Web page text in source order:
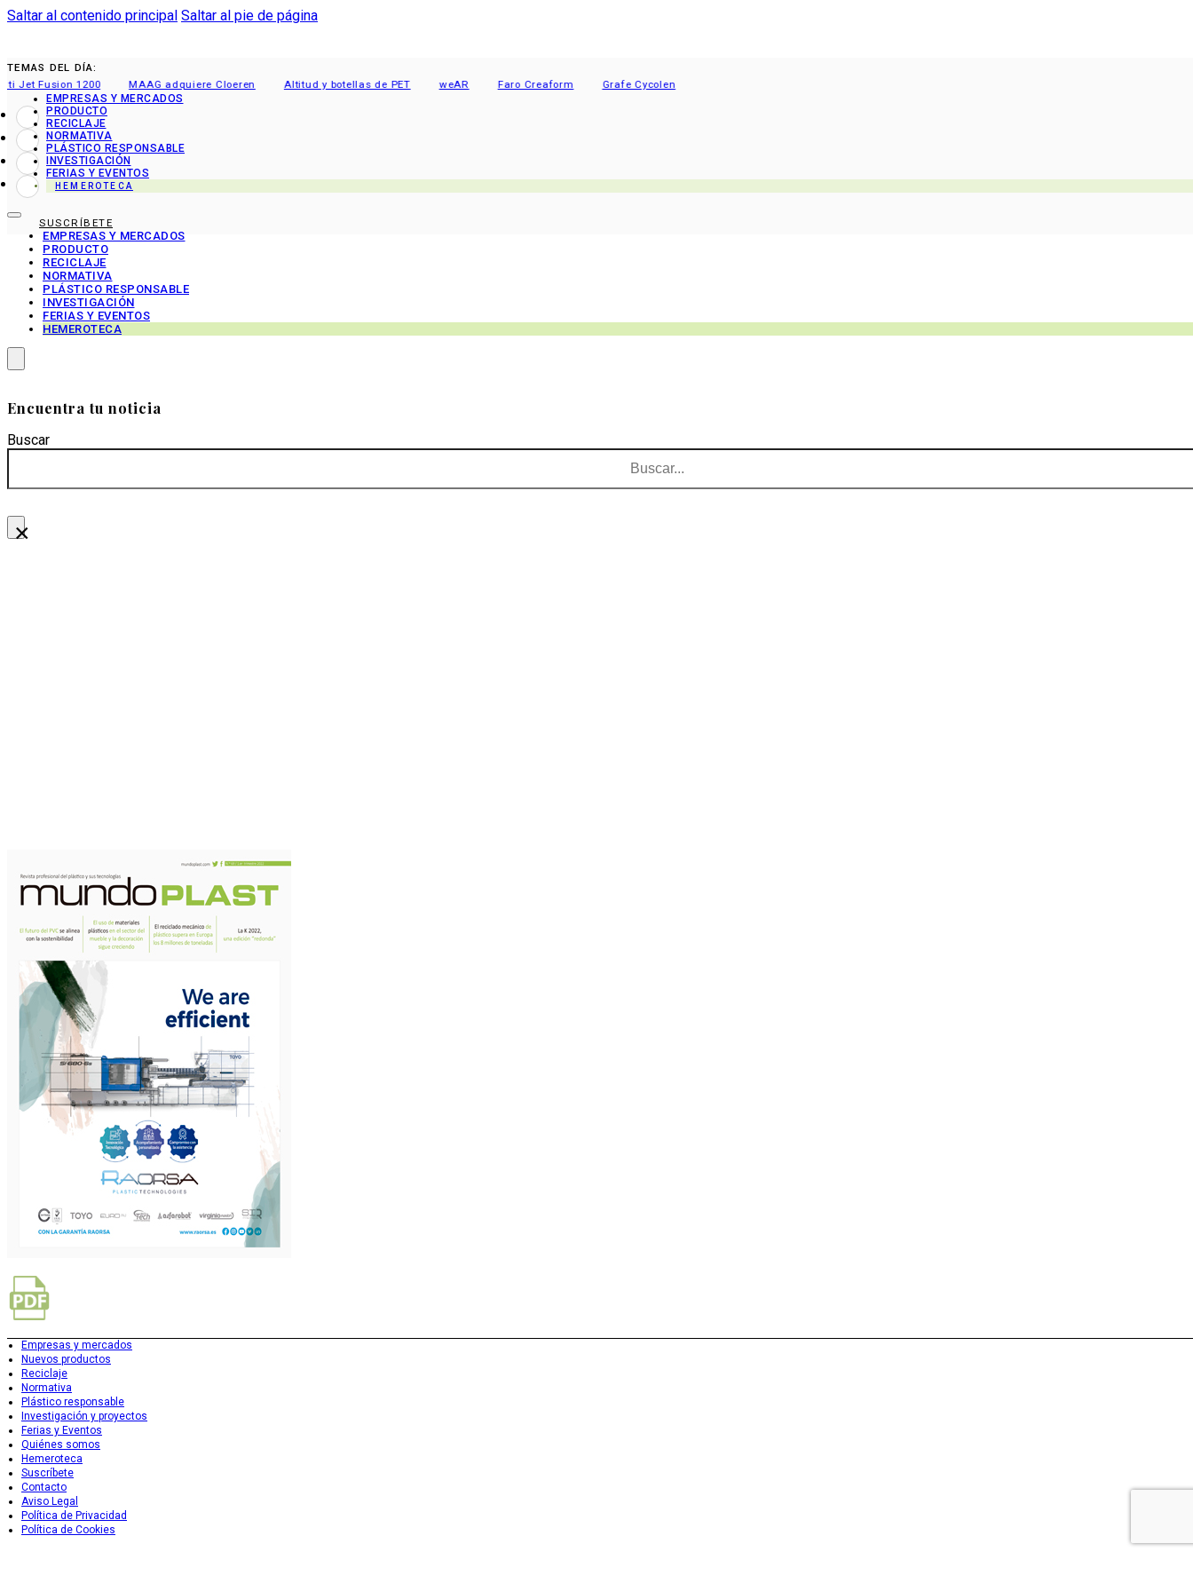
Saltar al contenido principal Saltar al pie de página
EMPRESAS Y MERCADOS
PRODUCTO
RECICLAJE
NORMATIVA
PLÁSTICO RESPONSABLE
INVESTIGACIÓN
FERIAS Y EVENTOS
HEMEROTECA
EMPRESAS Y MERCADOS
PRODUCTO
RECICLAJE
NORMATIVA
PLÁSTICO RESPONSABLE
INVESTIGACIÓN
FERIAS Y EVENTOS
HEMEROTECA
Encuentra tu noticia
Buscar
×
TEMAS DEL DÍA:
Fusion 1200
MAAG adquiere Cloeren Altitud y botellas de PET weAR Faro Creaform Grafe Cycolen
SUSCRÍBETE
Empresas y mercados
Nuevos productos
Reciclaje
Normativa
Plástico responsable
Investigación y proyectos
Ferias y Eventos
Quiénes somos
Hemeroteca
Suscríbete
Contacto
Aviso Legal
Política de Privacidad
Política de Cookies